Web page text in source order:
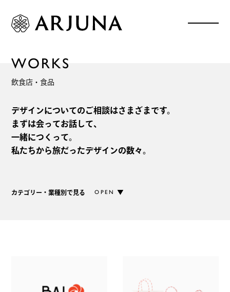
WORKS
飲食店・食品
デザインについてのご相談はさまざまです。
まずは会ってお話して、
一緒につくって。
私たちから旅だったデザインの数々。
カテゴリー・業種別で見る OPEN
チラシ・リーフレット・DM